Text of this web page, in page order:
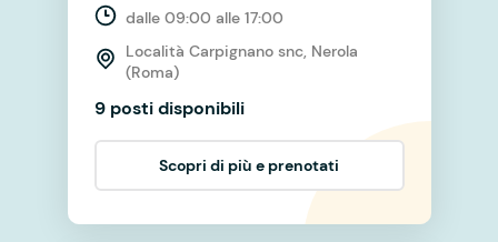
dalle 09:00 alle 17:00
Località Carpignano snc, Nerola
(Roma)
9 posti disponibili
Scopri di più e prenotati